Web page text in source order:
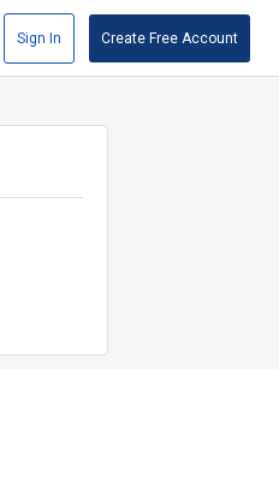
Sign In Create Free Account